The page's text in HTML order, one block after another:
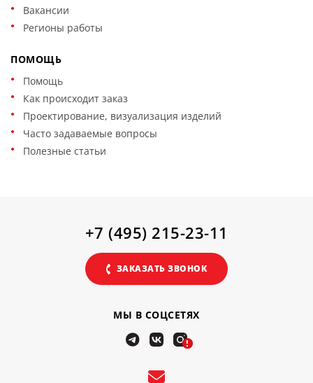
Вакансии
Регионы работы
ПОМОЩЬ
Помощь
Как происходит заказ
Проектирование, визуализация изделий
Часто задаваемые вопросы
Полезные статьи
МЫ В СОЦСЕТЯХ
!
+7 (495) 215-23-11
ЗАКАЗАТЬ ЗВОНОК